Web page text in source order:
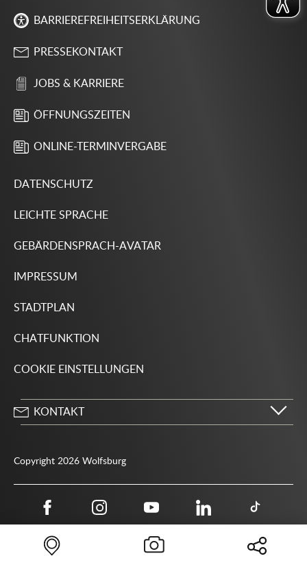
BARRIEREFREIHEITSERKLÄRUNG
PRESSEKONTAKT
JOBS & KARRIERE
ÖFFNUNGSZEITEN
ONLINE-TERMINVERGABE
DATENSCHUTZ
LEICHTE SPRACHE
GEBÄRDENSPRACH-AVATAR
IMPRESSUM
STADTPLAN
CHATFUNKTION
COOKIE EINSTELLUNGEN
KONTAKT
Behördenrufnummer 115
Copyright 2026 Wolfsburg